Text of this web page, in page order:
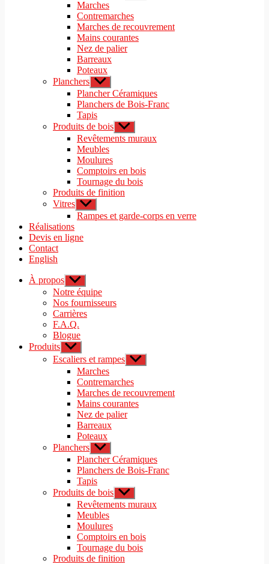
menu
le
menu
Marches
Contremarches
Marches de recouvrement
Mains courantes
Nez de palier
Barreaux
Poteaux
Planchers Afficher
le
sous-
menu
Plancher Céramiques
Planchers de Bois-Franc
Tapis
Produits de bois Afficher
le
sous-
Revêtements muraux
Meubles
Moulures
Comptoirs en bois
Tournage du bois
Produits de finition
Vitres Afficher
le
sous-
Rampes et garde-corps en verre
Réalisations
Devis en ligne
Contact
English
À propos Afficher
le
sous-
menu
Notre équipe
Nos fournisseurs
Carrières
F.A.Q.
Blogue
Produits Afficher
le
sous-
menu
Escaliers et rampes Afficher
le
menu
Marches
Contremarches
Marches de recouvrement
Mains courantes
Nez de palier
Barreaux
Poteaux
Planchers Afficher
le
sous-
menu
Plancher Céramiques
Planchers de Bois-Franc
Tapis
Produits de bois Afficher
le
sous-
Revêtements muraux
Meubles
Moulures
Comptoirs en bois
Tournage du bois
Produits de finition